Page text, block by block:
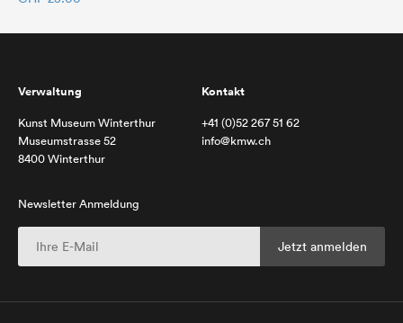
Verwaltung
Kunst Museum Winterthur
Museumstrasse 52
8400 Winterthur
Kontakt
+41 (0)52 267 51 62
info@kmw.ch
Newsletter Anmeldung